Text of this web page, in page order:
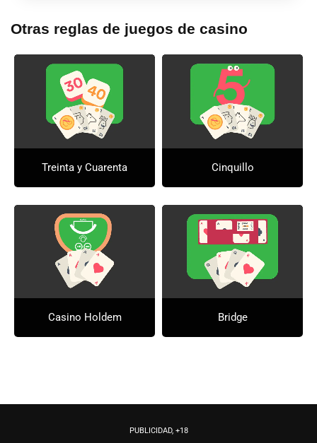
Otras reglas de juegos de casino
Treinta y Cuarenta Cinquillo
Casino Holdem Bridge
PUBLICIDAD, +18